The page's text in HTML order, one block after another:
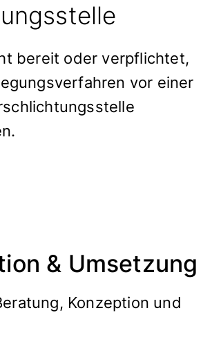
bereit oder verpflichtet,
vor einer
& Umsetzung
Konzeption und